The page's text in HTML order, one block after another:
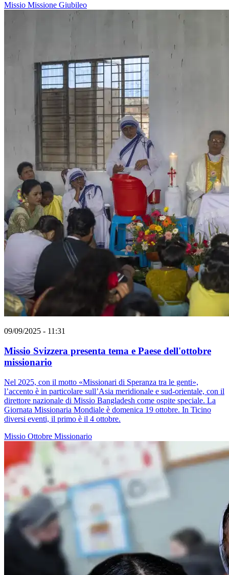
Missio Missione Giubileo
09/09/2025 - 11:31
Missio Svizzera presenta tema e Paese dell'ottobre
missionario
Nel 2025, con il motto «Missionari di Speranza tra le genti»,
l’accento è in particolare sull’Asia meridionale e sud-orientale, con il
direttore nazionale di Missio Bangladesh come ospite speciale. La
Giornata Missionaria Mondiale è domenica 19 ottobre. In Ticino
diversi eventi, il primo è il 4 ottobre.
Missio Ottobre Missionario